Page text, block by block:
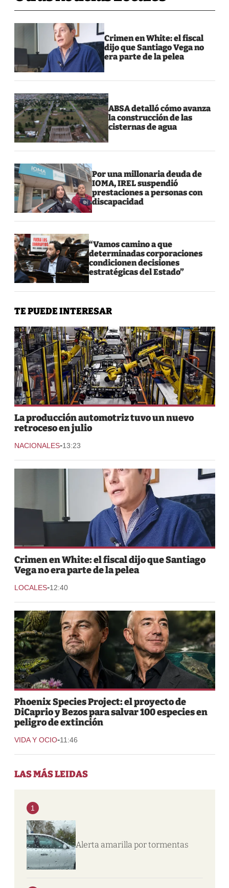
Crimen en White: el fiscal
dijo que Santiago Vega no
era parte de la pelea
ABSA detalló cómo avanza
la construcción de las
cisternas de agua
Por una millonaria deuda de
IOMA, IREL suspendió
prestaciones a personas con
discapacidad
“Vamos camino a que
determinadas corporaciones
condicionen decisiones
estratégicas del Estado”
TE PUEDE INTERESAR
La producción automotriz tuvo un nuevo
retroceso en julio
NACIONALES-13:23
Crimen en White: el fiscal dijo que Santiago
Vega no era parte de la pelea
LOCALES-12:40
Phoenix Species Project: el proyecto de
DiCaprio y Bezos para salvar 100 especies en
peligro de extinción
VIDA Y OCIO-11:46
LAS MÁS LEIDAS
1
Alerta amarilla por tormentas